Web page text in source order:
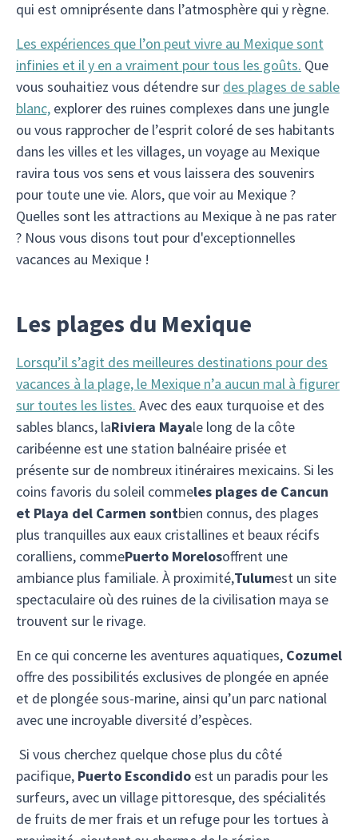
qui est omniprésente dans l’atmosphère qui y règne.
Les expériences que l’on peut vivre au Mexique sont
infinies et il y en a vraiment pour tous les goûts. Que
vous souhaitiez vous détendre sur des plages de sable
blanc, explorer des ruines complexes dans une jungle
ou vous rapprocher de l’esprit coloré de ses habitants
dans les villes et les villages, un voyage au Mexique
ravira tous vos sens et vous laissera des souvenirs
pour toute une vie. Alors, que voir au Mexique ?
Quelles sont les attractions au Mexique à ne pas rater
? Nous vous disons tout pour d'exceptionnelles
vacances au Mexique !
Les plages du Mexique
Lorsqu’il s’agit des meilleures destinations pour des
vacances à la plage, le Mexique n’a aucun mal à figurer
sur toutes les listes. Avec des eaux turquoise et des
sables blancs, laRiviera Mayale long de la côte
caribéenne est une station balnéaire prisée et
présente sur de nombreux itinéraires mexicains. Si les
coins favoris du soleil commeles plages de Cancun
et Playa del Carmen sontbien connus, des plages
plus tranquilles aux eaux cristallines et beaux récifs
coralliens, commePuerto Morelosoffrent une
ambiance plus familiale. À proximité,Tulumest un site
spectaculaire où des ruines de la civilisation maya se
trouvent sur le rivage.
En ce qui concerne les aventures aquatiques, Cozumel
offre des possibilités exclusives de plongée en apnée
et de plongée sous-marine, ainsi qu’un parc national
avec une incroyable diversité d’espèces.
Si vous cherchez quelque chose plus du côté
pacifique, Puerto Escondido est un paradis pour les
surfeurs, avec un village pittoresque, des spécialités
de fruits de mer frais et un refuge pour les tortues à